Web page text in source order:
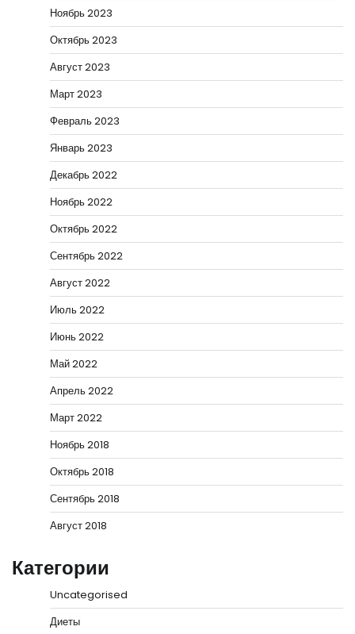
Ноябрь 2023
Октябрь 2023
Август 2023
Март 2023
Февраль 2023
Январь 2023
Декабрь 2022
Ноябрь 2022
Октябрь 2022
Сентябрь 2022
Август 2022
Июль 2022
Июнь 2022
Май 2022
Апрель 2022
Март 2022
Ноябрь 2018
Октябрь 2018
Сентябрь 2018
Август 2018
Категории
Uncategorised
Диеты